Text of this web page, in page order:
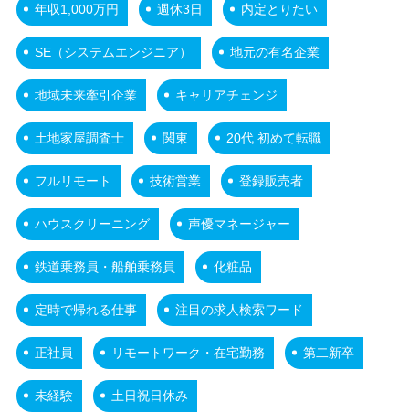
年収1,000万円 週休3日 内定とりたい
SE（システムエンジニア） 地元の有名企業
地域未来牽引企業 キャリアチェンジ
土地家屋調査士 関東 20代 初めて転職
フルリモート 技術営業 登録販売者
ハウスクリーニング 声優マネージャー
鉄道乗務員・船舶乗務員 化粧品
定時で帰れる仕事 注目の求人検索ワード
正社員 リモートワーク・在宅勤務 第二新卒
未経験 土日祝日休み